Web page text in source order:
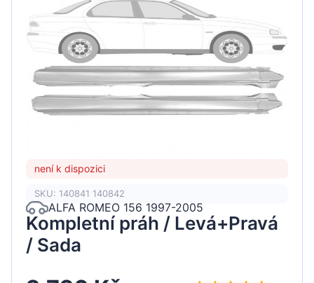
není k dispozici
SKU: 140841 140842
ALFA ROMEO 156 1997-2005
Kompletní práh / Levá+Pravá
/ Sada